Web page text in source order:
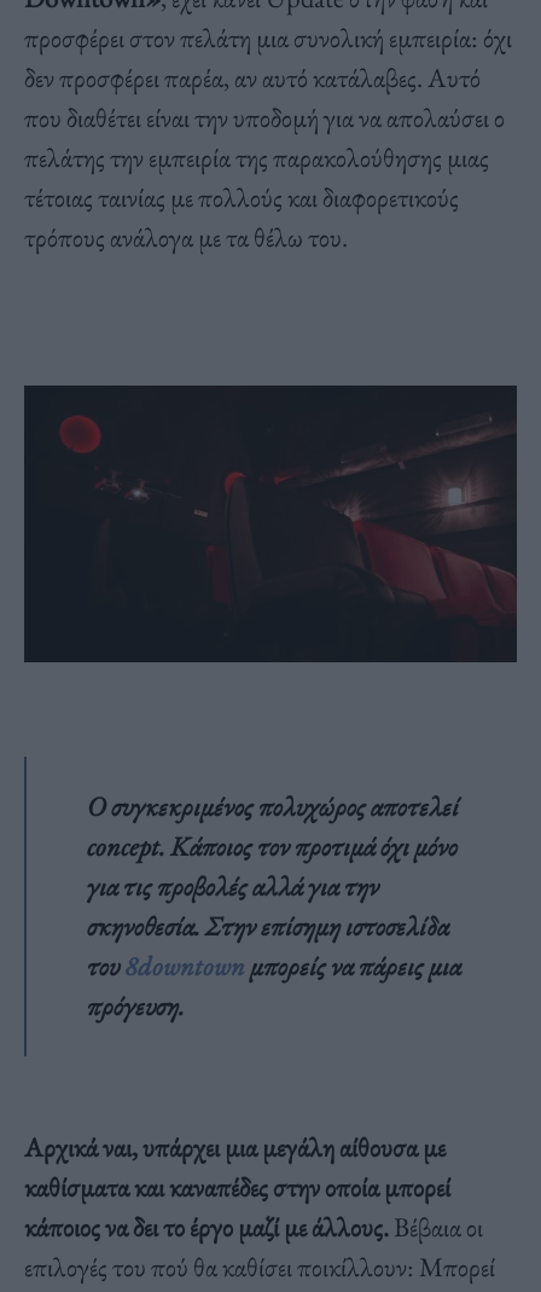
προσφέρει στον πελάτη μια συνολική εμπειρία: όχι
δεν προσφέρει παρέα, αν αυτό κατάλαβες. Αυτό
που διαθέτει είναι την υποδομή για να απολαύσει ο
πελάτης την εμπειρία της παρακολούθησης μιας
τέτοιας ταινίας με πολλούς και διαφορετικούς
τρόπους ανάλογα με τα θέλω του.
Ο συγκεκριμένος πολυχώρος αποτελεί
concept. Κάποιος τον προτιμά όχι μόνο
για τις προβολές αλλά για την
σκηνοθεσία. Στην επίσημη ιστοσελίδα
του8downtownμπορείς να πάρεις μια
πρόγευση.
Αρχικά ναι, υπάρχει μια μεγάλη αίθουσα με
καθίσματα και καναπέδες στην οποία μπορεί
κάποιος να δει το έργο μαζί με άλλους.Βέβαια οι
επιλογές του πού θα καθίσει ποικίλλουν: Μπορεί